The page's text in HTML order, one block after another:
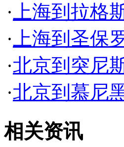
· 上海到拉格
· 上海到圣保
·北京到突尼
·北京到慕尼
相关资讯